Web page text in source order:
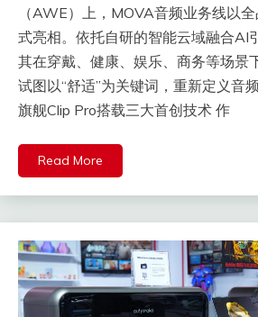
（AWE）上，MOVA音频业务线以
式亮相。依托自研的智能云域融合AI
其在穿戴、健康、娱乐、商务等场景
试图以“舒适”为关键词，重新定义音
‍旗舰Clip Pro搭载三大首创技术 作
Read More